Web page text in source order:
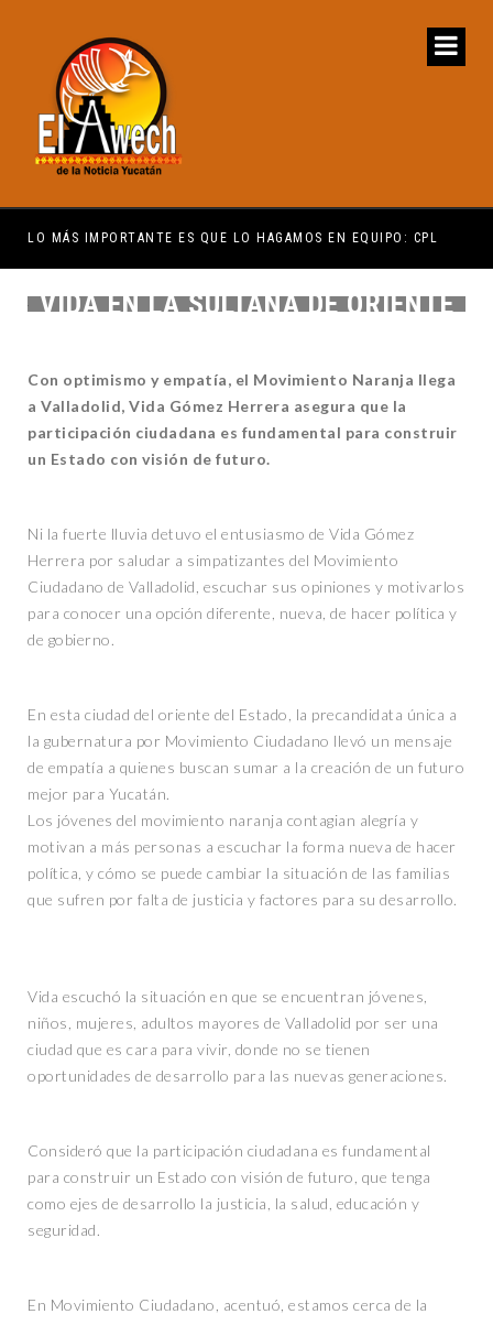
LO MÁS IMPORTANTE ES QUE LO HAGAMOS EN EQUIPO: CPL
VIDA EN LA SULTANA DE ORIENTE
Con optimismo y empatía, el Movimiento Naranja llega
a Valladolid, Vida Gómez Herrera asegura que la
participación ciudadana es fundamental para construir
un Estado con visión de futuro.
Ni la fuerte lluvia detuvo el entusiasmo de Vida Gómez
Herrera por saludar a simpatizantes del Movimiento
Ciudadano de Valladolid, escuchar sus opiniones y motivarlos
para conocer una opción diferente, nueva, de hacer política y
de gobierno.
En esta ciudad del oriente del Estado, la precandidata única a
la gubernatura por Movimiento Ciudadano llevó un mensaje
de empatía a quienes buscan sumar a la creación de un futuro
mejor para Yucatán.
Los jóvenes del movimiento naranja contagian alegría y
motivan a más personas a escuchar la forma nueva de hacer
política, y cómo se puede cambiar la situación de las familias
que sufren por falta de justicia y factores para su desarrollo.
Vida escuchó la situación en que se encuentran jóvenes,
niños, mujeres, adultos mayores de Valladolid por ser una
ciudad que es cara para vivir, donde no se tienen
oportunidades de desarrollo para las nuevas generaciones.
Consideró que la participación ciudadana es fundamental
para construir un Estado con visión de futuro, que tenga
como ejes de desarrollo la justicia, la salud, educación y
seguridad.
En Movimiento Ciudadano, acentuó, estamos cerca de la